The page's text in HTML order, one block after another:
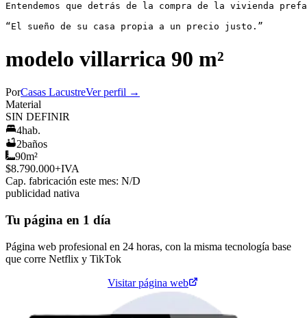
Entendemos que detrás de la compra de la vivienda
“El sueño de su casa propia a un precio justo.”
modelo villarrica 90 m²
PorCasas LacustreVer perfil →
Material
SIN DEFINIR
4hab.
2baños
90m²
$8.790.000+IVA
Cap. fabricación este mes: N/D
publicidad nativa
Tu página en 1 día
Página web profesional en 24 horas, con la misma tecnología base
que corre Netflix y TikTok
Visitar página web